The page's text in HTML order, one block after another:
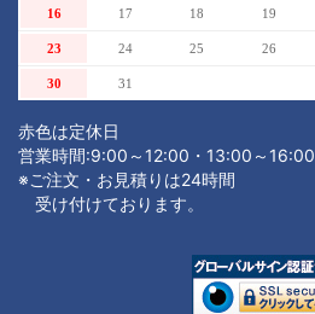
16 17 18 19
23 24 25 26
30 31
赤色は定休日
営業時間:9:00～12:00・13:00～16:00
※ご注文・お見積りは24時間
受け付けております。